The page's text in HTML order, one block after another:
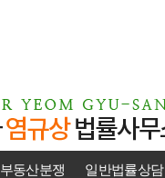
부동산분쟁 일반법률상담